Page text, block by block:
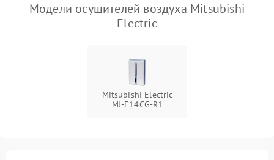
Модели осушителей воздуха Mitsubishi
Electric
Mitsubishi Electric
MJ-E14CG-R1